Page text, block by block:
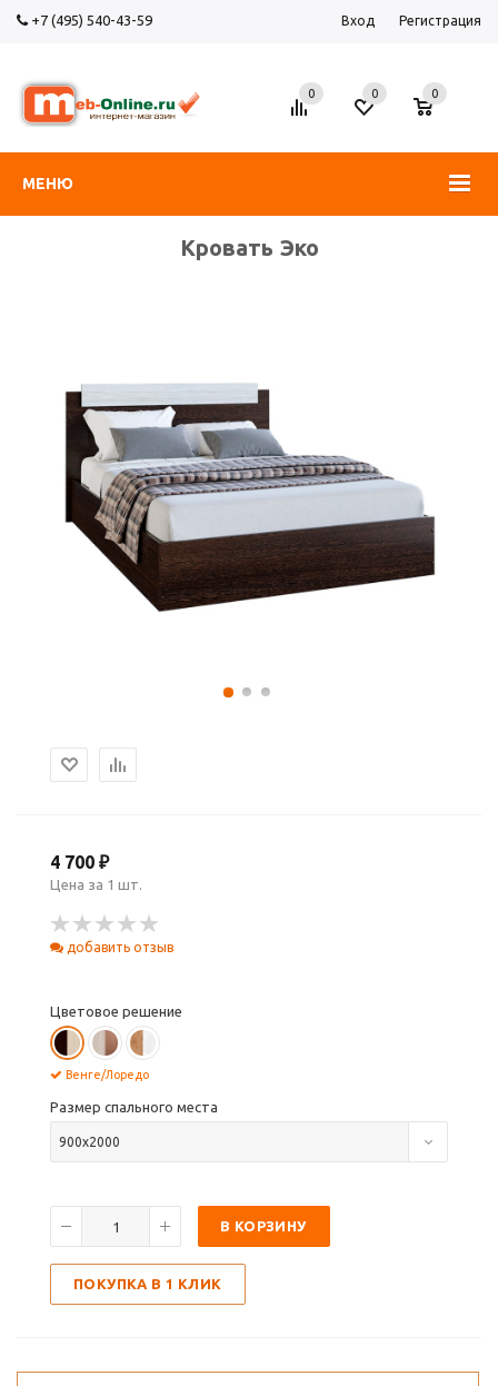
+7 (495) 540-43-59 Вход Регистрация
МЕНЮ
0 0
0
Кровать Эко
4 700 ₽
Цена за 1 шт.
добавить отзыв
Цветовое решение
Венге/Лоредо
Размер спального места
900х2000
В КОРЗИНУ
ПОКУПКА В 1 КЛИК